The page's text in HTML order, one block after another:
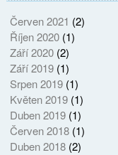
Červen 2021 (2)
Říjen 2020(1)
Září 2020(2)
Září 2019(1)
Srpen 2019(1)
Květen 2019(1)
Duben 2019(1)
Červen 2018(1)
Duben 2018(2)